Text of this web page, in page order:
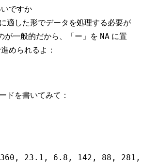
ですか
適した形でデータを処理する必要が
が一般的だから、「ー」を NA に置
められるよ：
ドを書いてみて：
23.1, 6.8, 142, 88,